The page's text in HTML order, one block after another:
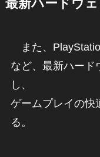
最新ハードウ
また、
など、最新ハード
し、
ゲームプレイの快
る。